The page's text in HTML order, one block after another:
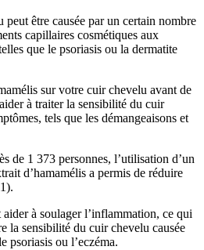
être causée par un certain nombre
capillaires cosmétiques aux
que le psoriasis ou la dermatite
sur votre cuir chevelu avant de
à traiter la sensibilité du cuir
tels que les démangeaisons et
de 1 373 personnes, l’utilisation d’un
d’hamamélis a permis de réduire
aider à soulager l’inflammation, ce qui
la sensibilité du cuir chevelu causée
psoriasis ou l’eczéma.